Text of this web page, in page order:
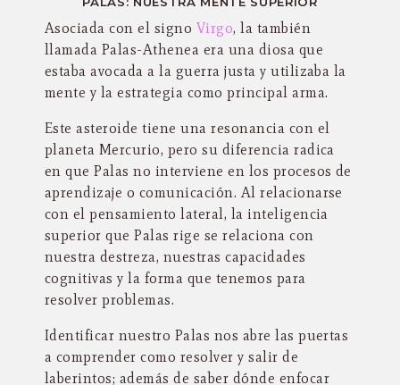
Asociada con el signo Virgo, la también
llamada Palas-Athenea era una diosa que
estaba avocada a la guerra justa y utilizaba la
mente y la estrategia como principal arma.
Este asteroide tiene una resonancia con el
planeta Mercurio, pero su diferencia radica
en que Palas no interviene en los procesos de
aprendizaje o comunicación. Al relacionarse
con el pensamiento lateral, la inteligencia
superior que Palas rige se relaciona con
nuestra destreza, nuestras capacidades
cognitivas y la forma que tenemos para
resolver problemas.
Identificar nuestro Palas nos abre las puertas
a comprender como resolver y salir de
laberintos; además de saber dónde enfocar